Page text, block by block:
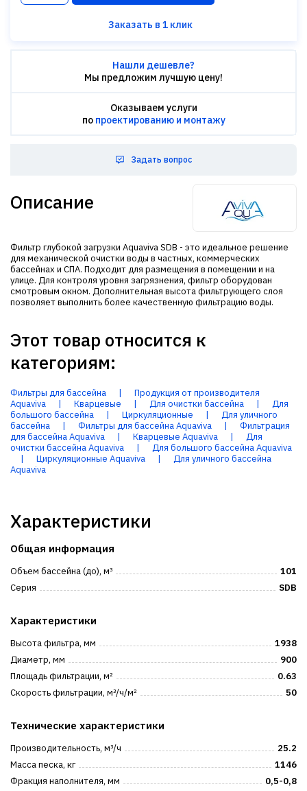
Заказать в 1 клик
Нашли дешевле?
Мы предложим лучшую цену!
Оказываем услуги
по проектированию и монтажу
Задать вопрос
Описание
Фильтр глубокой загрузки Aquaviva SDB - это идеальное решение
для механической очистки воды в частных, коммерческих
бассейнах и СПА. Подходит для размещения в помещении и на
улице. Для контроля уровня загрязнения, фильтр оборудован
смотровым окном. Дополнительная высота фильтрующего слоя
позволяет выполнить более качественную фильтрацию воды.
Этот товар относится к
категориям:
Фильтры для бассейна |
Продукция от производителя
Aquaviva
| Кварцевые | Для очистки бассейна |
Для
большого бассейна
| Циркуляционные |
Для уличного
бассейна
| Фильтры для бассейна Aquaviva |
Фильтрация
для бассейна Aquaviva
| Кварцевые Aquaviva |
Для
очистки бассейна Aquaviva
|
Для большого бассейна Aquaviva
|
Циркуляционные Aquaviva |
Для уличного бассейна
Aquaviva
Характеристики
Общая информация
Объем бассейна (до), м³
101
Серия
SDB
Характеристики
Высота фильтра, мм
1938
Диаметр, мм
900
Площадь фильтрации, м²
0.63
Скорость фильтрации, м³/ч/м²
50
Технические характеристики
Производительность, м³/ч
25.2
Масса песка, кг
1146
Фракция наполнителя, мм
0,5-0,8